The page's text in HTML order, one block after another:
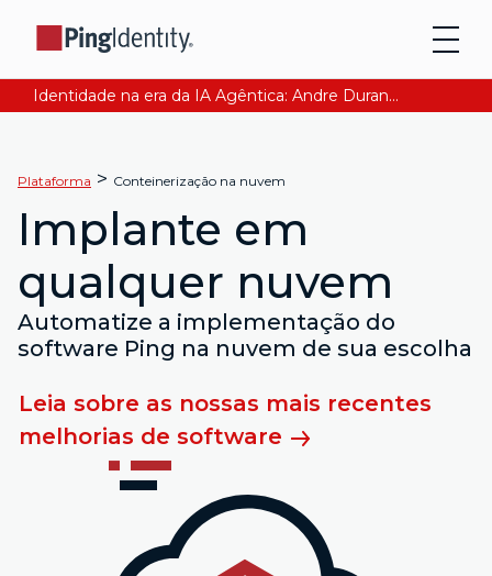
Identidade na era da IA Agêntica: Andre Durand explica como garantir a confiança digital. Leia agora
Plataforma > Conteinerização na nuvem
Implante em
qualquer nuvem
Automatize a implementação do
software Ping na nuvem de sua escolha
Leia sobre as nossas mais recentes
melhorias de software